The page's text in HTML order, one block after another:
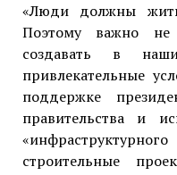
«Люди должны
Поэтому важно
создавать в
привлекательные
поддержке
правительства и
строительные